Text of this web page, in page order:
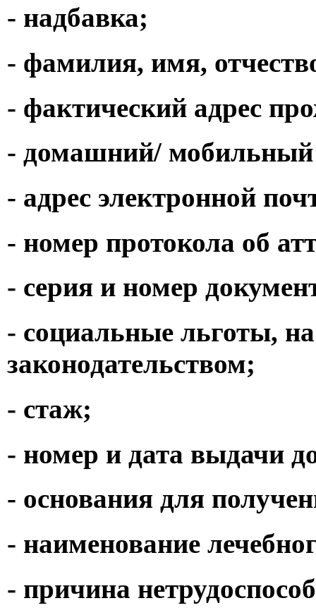
- надбавка;
- фамилия, имя,
- фактический адрес
- домашний/ мобильный
- адрес электронной
- номер протокола об
- серия и номер
- социальные льготы,
законодательством;
- стаж;
- номер и дата выдачи
- основания для
- наименование
- причина